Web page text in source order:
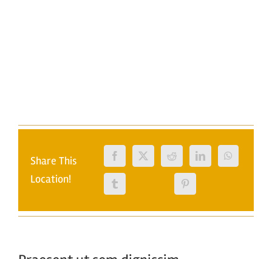
Share This
Location!